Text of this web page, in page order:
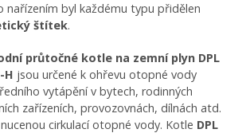
nařízením byl každému typu přidělen
štítek.
průtočné kotle na zemní plyn DPL
H jsou určené k ohřevu otopné vody
vytápění v bytech, rodinných
zařízeních, provozovnách, dílnách atd.
cirkulací otopné vody. Kotle DPL